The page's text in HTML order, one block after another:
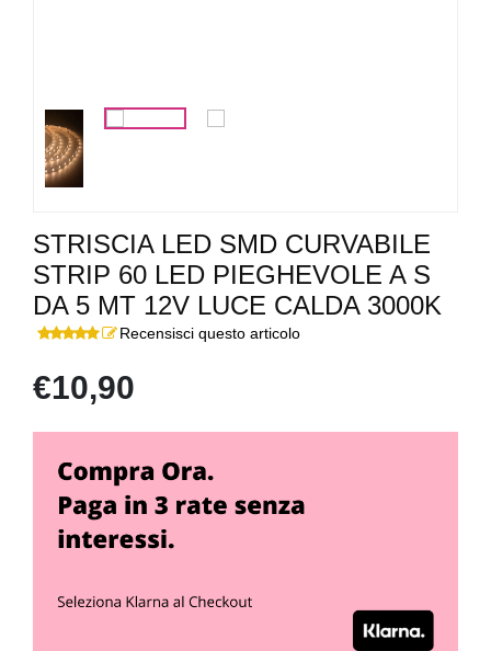
STRISCIA LED SMD CURVABILE
STRIP 60 LED PIEGHEVOLE A S
DA 5 MT 12V LUCE CALDA 3000K
Recensisci questo articolo
€10,90